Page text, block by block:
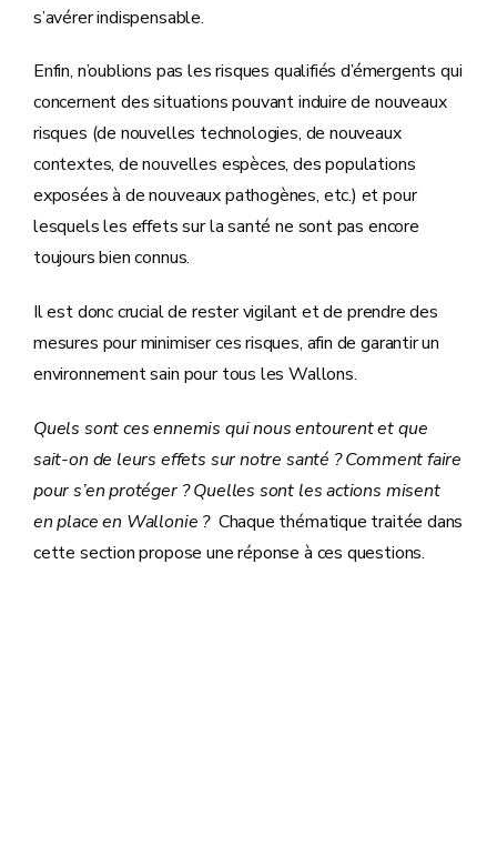
s’avérer indispensable.
Enfin, n’oublions pas les risques qualifiés d’émergents qui
concernent des situations pouvant induire de nouveaux
risques (de nouvelles technologies, de nouveaux
contextes, de nouvelles espèces, des populations
exposées à de nouveaux pathogènes, etc.) et pour
lesquels les effets sur la santé ne sont pas encore
toujours bien connus.
Il est donc crucial de rester vigilant et de prendre des
mesures pour minimiser ces risques, afin de garantir un
environnement sain pour tous les Wallons.
Quels sont ces ennemis qui nous entourent et que
sait-on de leurs effets sur notre santé ? Comment faire
pour s’en protéger ? Quelles sont les actions misent
en place en Wallonie ?Chaque thématique traitée dans
cette section propose une réponse à ces questions.